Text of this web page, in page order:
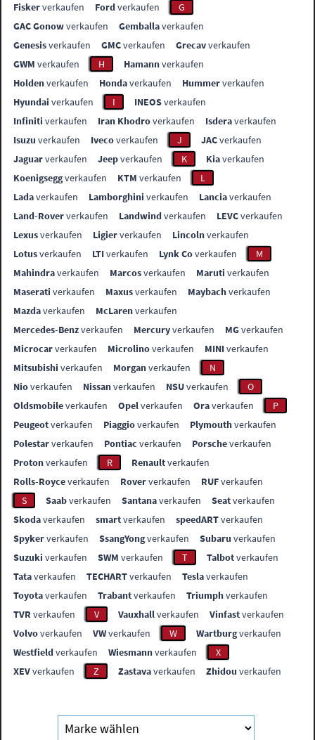
Fiskerverkaufen Fordverkaufen
G
GAC Gonowverkaufen Gemballaverkaufen
Genesisverkaufen GMCverkaufen Grecavverkaufen
GWM verkaufen H Hamannverkaufen
Holdenverkaufen Hondaverkaufen Hummerverkaufen
Hyundai verkaufen I INEOSverkaufen
Infiniti verkaufen Iran Khodroverkaufen Isderaverkaufen
Isuzu verkaufen Ivecoverkaufen J JACverkaufen
Jaguarverkaufen Jeepverkaufen K Kiaverkaufen
Koenigseggverkaufen KTM verkaufen
L
Ladaverkaufen Lamborghini verkaufen Lanciaverkaufen
Land-Roververkaufen Landwindverkaufen LEVCverkaufen
Lexusverkaufen Ligierverkaufen Lincolnverkaufen
Lotusverkaufen LTIverkaufen Lynk Coverkaufen
M
Mahindraverkaufen Marcosverkaufen Maruti verkaufen
Maserati verkaufen Maxusverkaufen Maybachverkaufen
Mazdaverkaufen McLarenverkaufen
Mercedes-Benzverkaufen Mercuryverkaufen MGverkaufen
Microcarverkaufen Microlinoverkaufen MINIverkaufen
Mitsubishi verkaufen Morganverkaufen
N
Nioverkaufen Nissanverkaufen NSUverkaufen
O
Oldsmobileverkaufen Opelverkaufen Oraverkaufen
P
Peugeotverkaufen Piaggioverkaufen Plymouthverkaufen
Polestarverkaufen Pontiac verkaufen Porscheverkaufen
Protonverkaufen R Renaultverkaufen
Rolls-Royceverkaufen Roververkaufen RUFverkaufen
S
Saabverkaufen Santanaverkaufen Seatverkaufen
Skodaverkaufen smartverkaufen speedARTverkaufen
Spykerverkaufen SsangYongverkaufen Subaru verkaufen
Suzuki verkaufen SWM verkaufen T Talbotverkaufen
Tataverkaufen TECHARTverkaufen Teslaverkaufen
Toyotaverkaufen Trabantverkaufen Triumphverkaufen
TVR verkaufen V Vauxhallverkaufen Vinfastverkaufen
Volvoverkaufen VWverkaufen W Wartburgverkaufen
Westfieldverkaufen Wiesmannverkaufen
X
XEVverkaufen Z Zastavaverkaufen Zhidou verkaufen